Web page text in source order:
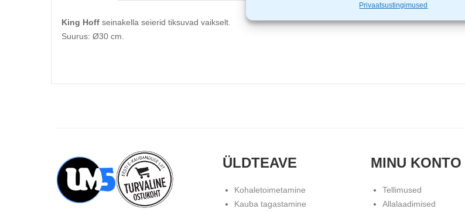
Privaatsustingimused
King Hoff seinakella seierid tiksuvad vaikselt.
Suurus: Ø30 cm.
ÜLDTEAVE
Kohaletoimetamine
Kauba tagastamine
MINU KONTO
Tellimused
Allalaadimised